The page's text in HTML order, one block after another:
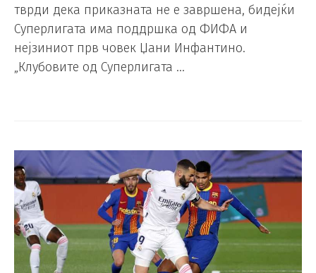
тврди дека приказната не е завршена, бидејќи
Суперлигата има поддршка од ФИФА и
нејзиниот прв човек Џани Инфантино.
„Клубовите од Суперлигата …